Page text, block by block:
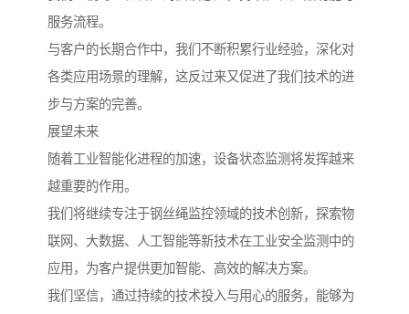
服务流程。
与客户的长期合作中，我们不断积累行业经验，深化对
各类应用场景的理解，这反过来又促进了我们技术的进
步与方案的完善。
展望未来
随着工业智能化进程的加速，设备状态监测将发挥越来
越重要的作用。
我们将继续专注于钢丝绳监控领域的技术创新，探索物
联网、大数据、人工智能等新技术在工业安全监测中的
应用，为客户提供更加智能、高效的解决方案。
我们坚信，通过持续的技术投入与用心的服务，能够为